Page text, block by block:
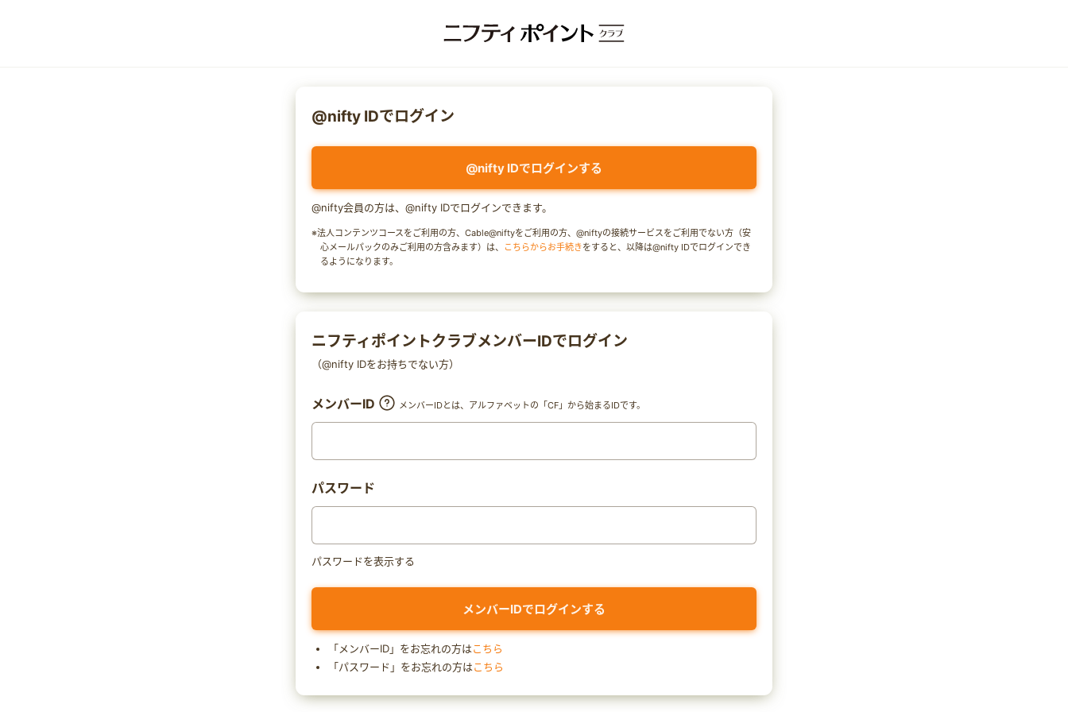
@nifty IDでログイン
@nifty IDでログインする
@nifty会員の方は、@nifty IDでログインできます。
※法人コンテンツコースをご利用の方、Cable@niftyをご利用の方、@niftyの接続サービスをご利用でない方（安
心メールパックのみご利用の方含みます）は、
こちらからお手続きをすると、以降は@nifty IDでログインでき
るようになります。
ニフティポイントクラブメンバーIDでログイン
（@nifty IDをお持ちでない方）
メンバーID メンバーIDとは、アルファベットの「CF」から始まるIDです。
パスワード
パスワードを表示する
「メンバーID」をお忘れの方はこちら
「パスワード」をお忘れの方はこちら